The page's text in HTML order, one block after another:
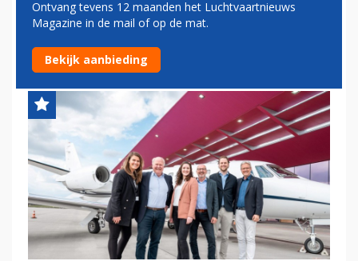
ALS DEELNEMER ZAKENREIS
CONFERENCE
Ontvang tevens 12 maanden het Luchtvaartnieuws
Magazine in de mail of op de mat.
Bekijk aanbieding